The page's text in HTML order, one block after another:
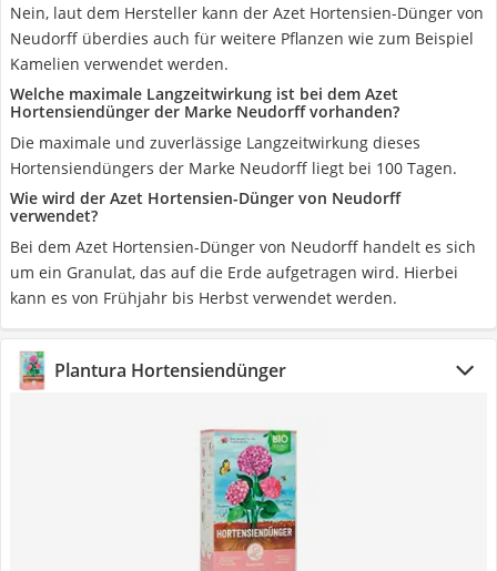
Nein, laut dem Hersteller kann der Azet Hortensien-Dünger von
Neudorff überdies auch für weitere Pflanzen wie zum Beispiel
Kamelien verwendet werden.
Welche maximale Langzeitwirkung ist bei dem Azet
Hortensiendünger der Marke Neudorff vorhanden?
Die maximale und zuverlässige Langzeitwirkung dieses
Hortensiendüngers der Marke Neudorff liegt bei 100 Tagen.
Wie wird der Azet Hortensien-Dünger von Neudorff
verwendet?
Bei dem Azet Hortensien-Dünger von Neudorff handelt es sich
um ein Granulat, das auf die Erde aufgetragen wird. Hierbei
kann es von Frühjahr bis Herbst verwendet werden.
Plantura Hortensiendünger